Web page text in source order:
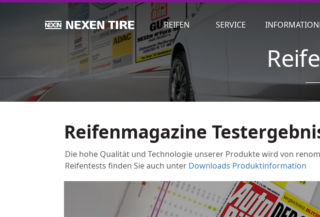
REIFEN SERVICE
Reifenmagazine
Die hohe Qualität und Technologie unserer Produkte wird von
Reifentests finden Sie auch unter Downloads Produktinformation